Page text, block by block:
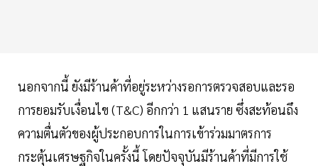
นอกจากนี้ ยังมีร้านค้าที่อยู่ระหว่างรอการตรวจสอบและรอ
การยอมรับเงื่อนไข (T&C) อีกกว่า 1 แสนราย ซึ่งสะท้อนถึง
ความตื่นตัวของผู้ประกอบการในการเข้าร่วมมาตรการ
กระตุ้นเศรษฐกิจในครั้งนี้ โดยปัจจุบันมีร้านค้าที่มีการใช้